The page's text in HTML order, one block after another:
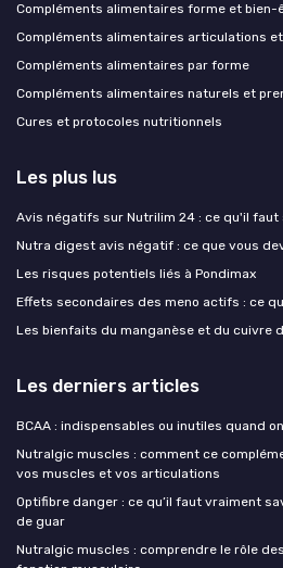
Compléments alimentaires forme et bien-
Compléments alimentaires articulations
Compléments alimentaires par forme
Compléments alimentaires naturels et
Cures et protocoles nutritionnels
Les plus lus
Avis négatifs sur Nutrilim 24 : ce qu'il faut
Nutra digest avis négatif : ce que vous
Les risques potentiels liés à Pondimax
Effets secondaires des meno actifs : ce
Les bienfaits du manganèse et du cuivre
Les derniers articles
BCAA : indispensables ou inutiles quand
Nutralgic muscles : comment ce
vos muscles et vos articulations
Optifibre danger : ce qu’il faut vraiment
de guar
Nutralgic muscles : comprendre le rôle